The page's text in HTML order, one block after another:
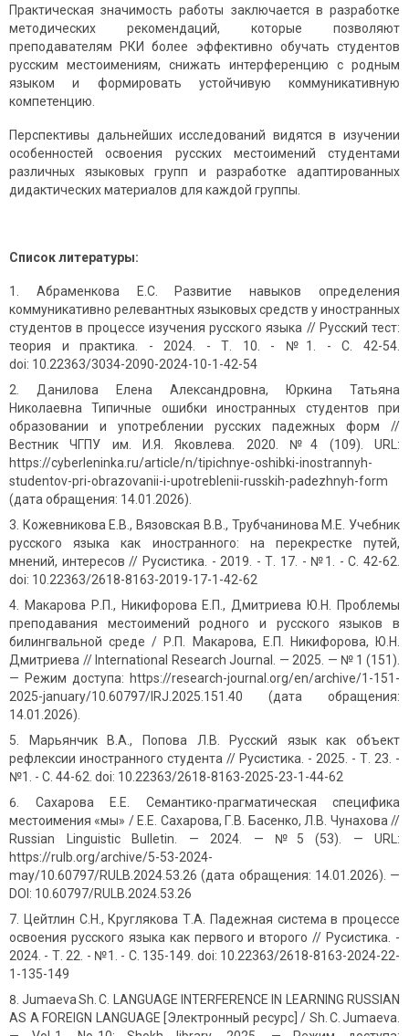
Практическая значимость работы заключается в разработке
методических рекомендаций, которые позволяют
преподавателям РКИ более эффективно обучать студентов
русским местоимениям, снижать интерференцию с родным
языком и формировать устойчивую коммуникативную
компетенцию.
Перспективы дальнейших исследований видятся в изучении
особенностей освоения русских местоимений студентами
различных языковых групп и разработке адаптированных
дидактических материалов для каждой группы.
Список литературы:
Абраменкова Е.С. Развитие навыков определения
коммуникативно релевантных языковых средств у иностранных
студентов в процессе изучения русского языка // Русский тест:
теория и практика. - 2024. - Т. 10. - №1. - C. 42-54.
doi: 10.22363/3034-2090-2024-10-1-42-54
Данилова Елена Александровна, Юркина Татьяна
Николаевна Типичные ошибки иностранных студентов при
образовании и употреблении русских падежных форм //
Вестник ЧГПУ им. И.Я. Яковлева. 2020. №4 (109). URL:
https://cyberleninka.ru/article/n/tipichnye-oshibki-inostrannyh-
studentov-pri-obrazovanii-i-upotreblenii-russkih-padezhnyh-form
(дата обращения: 14.01.2026).
Кожевникова Е.В., Вязовская В.В., Трубчанинова М.Е. Учебник
русского языка как иностранного: на перекрестке путей,
мнений, интересов // Русистика. - 2019. - Т. 17. - №1. - C. 42-62.
doi: 10.22363/2618-8163-2019-17-1-42-62
Макарова Р.П., Никифорова Е.П., Дмитриева Ю.Н. Проблемы
преподавания местоимений родного и русского языков в
билингвальной среде / Р.П. Макарова, Е.П. Никифорова, Ю.Н.
Дмитриева // International Research Journal. — 2025. — № 1 (151).
— Режим доступа: https://research-journal.org/en/archive/1-151-
2025-january/10.60797/IRJ.2025.151.40 (дата обращения:
14.01.2026).
Марьянчик В.А., Попова Л.В. Русский язык как объект
рефлексии иностранного студента // Русистика. - 2025. - Т. 23. -
№1. - C. 44-62. doi: 10.22363/2618-8163-2025-23-1-44-62
Сахарова Е.Е. Семантико-прагматическая специфика
местоимения «мы» / Е.Е. Сахарова, Г.В. Басенко, Л.В. Чунахова //
Russian Linguistic Bulletin. — 2024. — №5 (53). — URL:
https://rulb.org/archive/5-53-2024-
may/10.60797/RULB.2024.53.26 (дата обращения: 14.01.2026). —
DOI: 10.60797/RULB.2024.53.26
Цейтлин С.Н., Круглякова Т.А. Падежная система в процессе
освоения русского языка как первого и второго // Русистика. -
2024. - Т. 22. - №1. - C. 135-149. doi: 10.22363/2618-8163-2024-22-
1-135-149
Jumaeva Sh. C. LANGUAGE INTERFERENCE IN LEARNING RUSSIAN
AS A FOREIGN LANGUAGE [Электронный ресурс] / Sh. C. Jumaeva.